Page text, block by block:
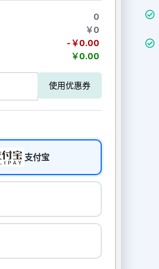
0
￥0
-￥0.00
￥0.00
使用优惠券
支付宝